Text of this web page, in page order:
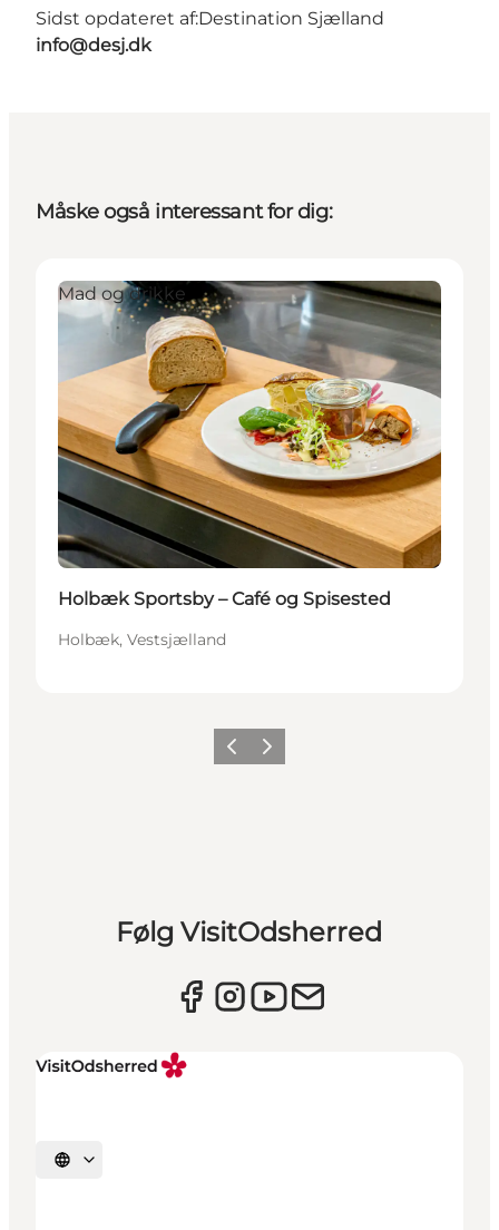
Sidst opdateret af:Destination Sjælland
info@desj.dk
Måske også interessant for dig:
Mad og drikke
Holbæk Sportsby – Café og Spisested
Holbæk, Vestsjælland
Forrige billede
Næste billede
Følg VisitOdsherred
Vælg sprog